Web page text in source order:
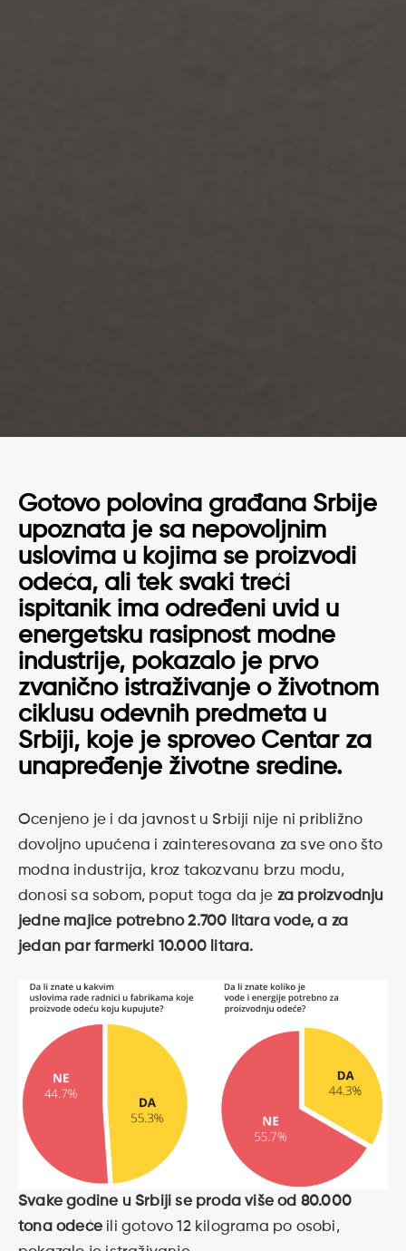
Gotovo polovina građana Srbije
upoznata je sa nepovoljnim
uslovima u kojima se proizvodi
odeća, ali tek svaki treći
ispitanik ima određeni uvid u
energetsku rasipnost modne
industrije, pokazalo je prvo
zvanično istraživanje o životnom
ciklusu odevnih predmeta u
Srbiji, koje je sproveo Centar za
unapređenje životne sredine.
Ocenjeno je i da javnost u Srbiji nije ni približno
dovoljno upućena i zainteresovana za sve ono što
modna industrija, kroz takozvanu brzu modu,
donosi sa sobom, poput toga da je za proizvodnju
jedne majice potrebno 2.700 litara vode, a za
jedan par farmerki 10.000 litara.
Svake godine u Srbiji se proda više od 80.000
tona odeće ili gotovo 12 kilograma po osobi,